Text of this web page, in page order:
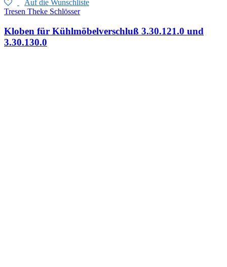
Auf die Wunschliste
Tresen Theke Schlösser
Kloben für Kühlmöbelverschluß 3.30.121.0 und
3.30.130.0